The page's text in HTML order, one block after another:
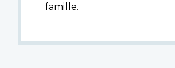
famille.